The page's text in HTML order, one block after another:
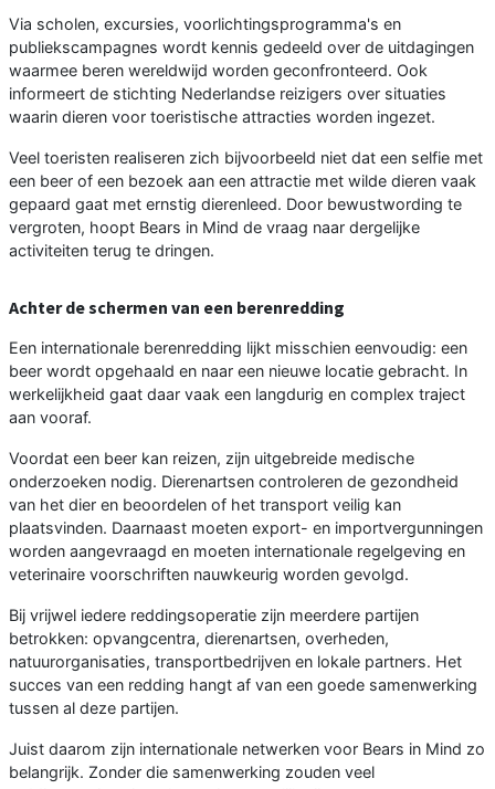
Via scholen, excursies, voorlichtingsprogramma's en
publiekscampagnes wordt kennis gedeeld over de uitdagingen
waarmee beren wereldwijd worden geconfronteerd. Ook
informeert de stichting Nederlandse reizigers over situaties
waarin dieren voor toeristische attracties worden ingezet.
Veel toeristen realiseren zich bijvoorbeeld niet dat een selfie met
een beer of een bezoek aan een attractie met wilde dieren vaak
gepaard gaat met ernstig dierenleed. Door bewustwording te
vergroten, hoopt Bears in Mind de vraag naar dergelijke
activiteiten terug te dringen.
Achter de schermen van een berenredding
Een internationale berenredding lijkt misschien eenvoudig: een
beer wordt opgehaald en naar een nieuwe locatie gebracht. In
werkelijkheid gaat daar vaak een langdurig en complex traject
aan vooraf.
Voordat een beer kan reizen, zijn uitgebreide medische
onderzoeken nodig. Dierenartsen controleren de gezondheid
van het dier en beoordelen of het transport veilig kan
plaatsvinden. Daarnaast moeten export- en importvergunningen
worden aangevraagd en moeten internationale regelgeving en
veterinaire voorschriften nauwkeurig worden gevolgd.
Bij vrijwel iedere reddingsoperatie zijn meerdere partijen
betrokken: opvangcentra, dierenartsen, overheden,
natuurorganisaties, transportbedrijven en lokale partners. Het
succes van een redding hangt af van een goede samenwerking
tussen al deze partijen.
Juist daarom zijn internationale netwerken voor Bears in Mind zo
belangrijk. Zonder die samenwerking zouden veel